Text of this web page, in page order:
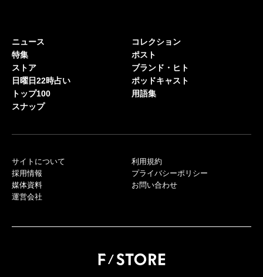
ニュース
特集
ストア
日曜日22時占い
トップ100
スナップ
コレクション
ポスト
ブランド・ヒト
ポッドキャスト
用語集
サイトについて
採用情報
媒体資料
運営会社
利用規約
プライバシーポリシー
お問い合わせ